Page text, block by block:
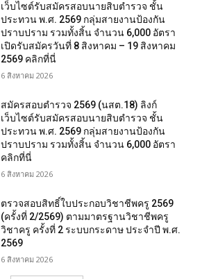
เว็บไซต์รับสมัครสอบนายสิบตำรวจ ชั้น
ประทวน พ.ศ. 2569 กลุ่มสายงานป้องกัน
ปราบปราม รวมทั้งสิ้น จำนวน 6,000 อัตรา
เปิดรับสมัครวันที่ 8 สิงหาคม – 19 สิงหาคม
2569 คลิกที่นี่
6 สิงหาคม 2026
สมัครสอบตํารวจ 2569 (นสต.18) ลิงก์
เว็บไซต์รับสมัครสอบนายสิบตำรวจ ชั้น
ประทวน พ.ศ. 2569 กลุ่มสายงานป้องกัน
ปราบปราม รวมทั้งสิ้น จำนวน 6,000 อัตรา
คลิกที่นี่
6 สิงหาคม 2026
ตรวจสอบสิทธิ์ใบประกอบวิชาชีพครู 2569
(ครั้งที่ 2/2569) ตามมาตรฐานวิชาชีพครู
วิชาครู ครั้งที่ 2 ระบบกระดาษ ประจำปี พ.ศ.
2569
6 สิงหาคม 2026